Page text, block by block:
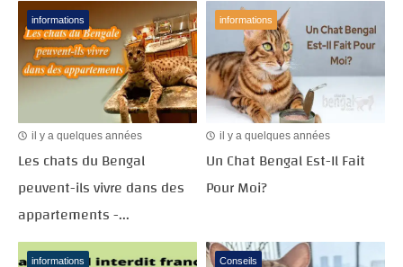
informations
il y a quelques années
Les chats du Bengal
peuvent-ils vivre dans des
appartements -...
informations
il y a quelques années
Un Chat Bengal Est-Il Fait
Pour Moi?
informations Conseils